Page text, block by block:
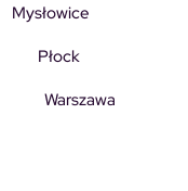
Mysłowice
Płock
Warszawa